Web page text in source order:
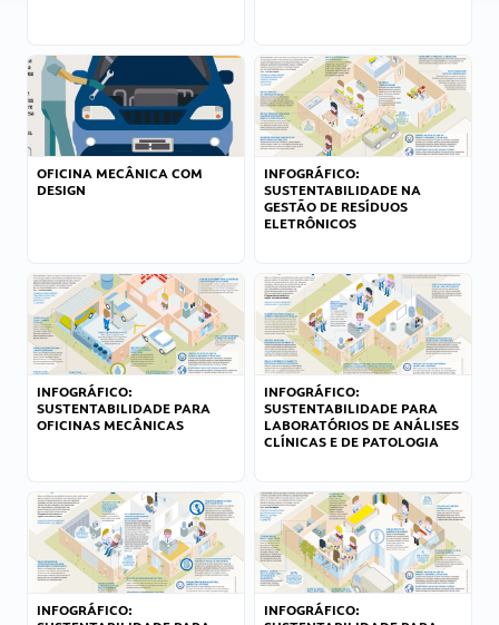
OFICINA MECÂNICA COM
DESIGN
INFOGRÁFICO:
SUSTENTABILIDADE NA
GESTÃO DE RESÍDUOS
ELETRÔNICOS
INFOGRÁFICO:
SUSTENTABILIDADE PARA
OFICINAS MECÂNICAS
INFOGRÁFICO:
SUSTENTABILIDADE PARA
LABORATÓRIOS DE ANÁLISES
CLÍNICAS E DE PATOLOGIA
INFOGRÁFICO:
INFOGRÁFICO: